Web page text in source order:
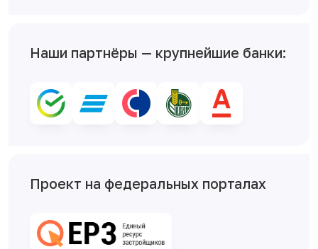
Наши партнёры — крупнейшие банки:
Проект на федеральных порталах